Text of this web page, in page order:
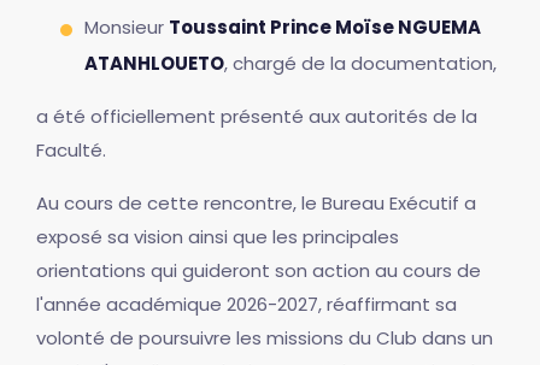
Monsieur Toussaint Prince Moïse NGUEMA
ATANHLOUETO, chargé de la documentation,
a été officiellement présenté aux autorités de la
Faculté.
Au cours de cette rencontre, le Bureau Exécutif a
exposé sa vision ainsi que les principales
orientations qui guideront son action au cours de
l'année académique 2026-2027, réaffirmant sa
volonté de poursuivre les missions du Club dans un